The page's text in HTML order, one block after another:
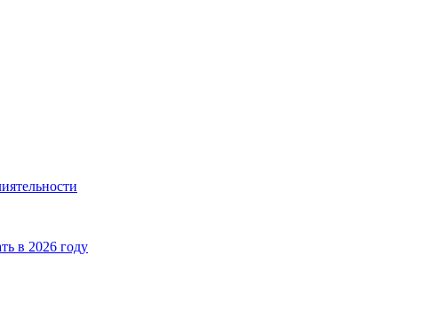
в 2026 году